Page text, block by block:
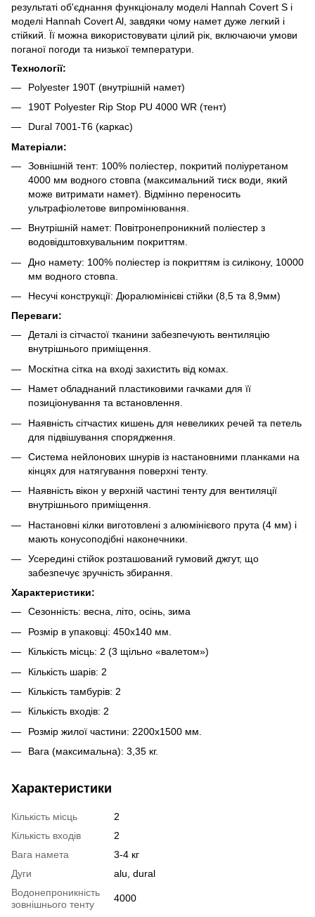
результаті об'єднання функціоналу моделі Hannah Covert S і
моделі Hannah Covert Al, завдяки чому намет дуже легкий і
стійкий. Її можна використовувати цілий рік, включаючи умови
поганої погоди та низької температури.
Технології:
Polyester 190Т (внутрішній намет)
190T Polyester Rip Stop PU 4000 WR (тент)
Dural 7001-T6 (каркас)
Матеріали:
Зовнішній тент: 100% поліестер, покритий поліуретаном
4000 мм водного стовпа (максимальний тиск води, який
може витримати намет). Відмінно переносить
ультрафіолетове випромінювання.
Внутрішній намет: Повітронепроникний поліестер з
водовідштовхувальним покриттям.
Дно намету: 100% поліестер із покриттям із силікону, 10000
мм водного стовпа.
Несучі конструкції: Дюралюмінієві стійки (8,5 та 8,9мм)
Переваги:
Деталі із сітчастої тканини забезпечують вентиляцію
внутрішнього приміщення.
Москітна сітка на вході захистить від комах.
Намет обладнаний пластиковими гачками для її
позиціонування та встановлення.
Наявність сітчастих кишень для невеликих речей та петель
для підвішування спорядження.
Система нейлонових шнурів із настановними планками на
кінцях для натягування поверхні тенту.
Наявність вікон у верхній частині тенту для вентиляції
внутрішнього приміщення.
Настановні кілки виготовлені з алюмінієвого прута (4 мм) і
мають конусоподібні наконечники.
Усередині стійок розташований гумовий джгут, що
забезпечує зручність збирання.
Характеристики:
Сезонність: весна, літо, осінь, зима
Розмір в упаковці: 450х140 мм.
Кількість місць: 2 (3 щільно «валетом»)
Кількість шарів: 2
Кількість тамбурів: 2
Кількість входів: 2
Розмір жилої частини: 2200х1500 мм.
Вага (максимальна): 3,35 кг.
Характеристики
Кількість місць
2
Кількість входів
2
Вага намета
3-4 кг
Дуги
alu, dural
Водонепроникність
зовнішнього тенту
4000